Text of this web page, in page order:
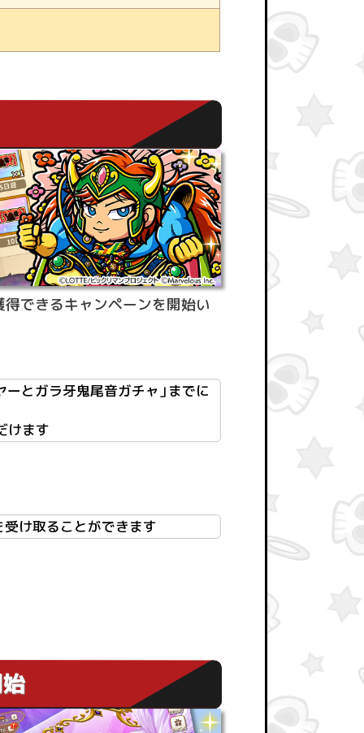
得できるキャンペーンを開始い
とガラ牙鬼尾音ガチャ」までに
けます
け取ることができます